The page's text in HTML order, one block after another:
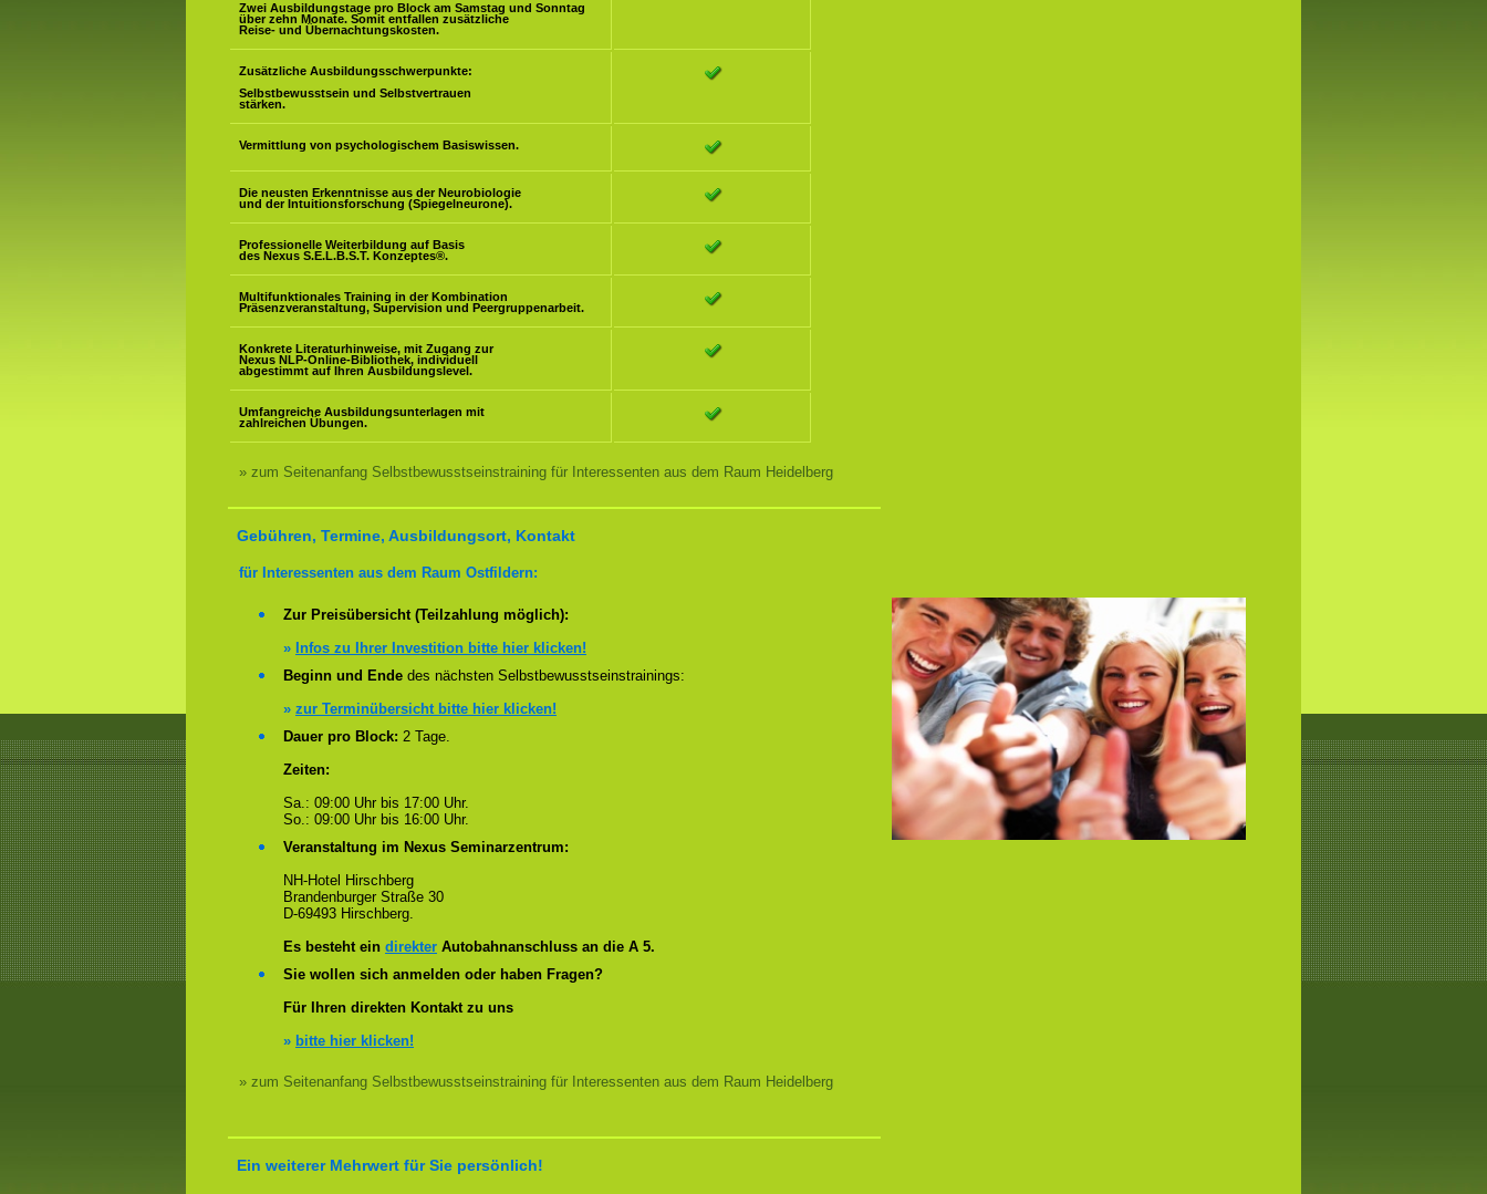
Zwei Ausbildungstage pro Block am Samstag und Sonntag
über zehn Monate. Somit entfallen zusätzliche
Reise- und Übernachtungskosten.
Zusätzliche Ausbildungsschwerpunkte:
Selbstbewusstsein und Selbstvertrauen
stärken.
Vermittlung von psychologischem Basiswissen.
Die neusten Erkenntnisse aus der Neurobiologie
und der Intuitionsforschung (Spiegelneurone).
Professionelle Weiterbildung auf Basis
des Nexus S.E.L.B.S.T. Konzeptes®.
Multifunktionales Training in der Kombination
Präsenzveranstaltung, Supervision und Peergruppenarbeit.
Konkrete Literaturhinweise, mit Zugang zur
Nexus NLP-Online-Bibliothek, individuell
abgestimmt auf Ihren Ausbildungslevel.
Umfangreiche Ausbildungsunterlagen mit
zahlreichen Übungen.
» zum Seitenanfang Selbstbewusstseinstraining für Interessenten aus dem Raum Heidelberg
Gebühren, Termine, Ausbildungsort, Kontakt
für Interessenten aus dem Raum Ostfildern:
Zur Preisübersicht (Teilzahlung möglich):
» Infos zu Ihrer Investition bitte hier klicken!
Beginn und Ende des nächsten Selbstbewusstseinstrainings:
» zur Terminübersicht bitte hier klicken!
Dauer pro Block: 2 Tage.
Zeiten:
Sa.: 09:00 Uhr bis 17:00 Uhr.
So.: 09:00 Uhr bis 16:00 Uhr.
Veranstaltung im Nexus Seminarzentrum:
NH-Hotel Hirschberg
Brandenburger Straße 30
D-69493 Hirschberg.
Es besteht ein direkter Autobahnanschluss an die A 5.
Sie wollen sich anmelden oder haben Fragen?
Für Ihren direkten Kontakt zu uns
» bitte hier klicken!
» zum Seitenanfang Selbstbewusstseinstraining für Interessenten aus dem Raum Heidelberg
Ein weiterer Mehrwert für Sie persönlich!